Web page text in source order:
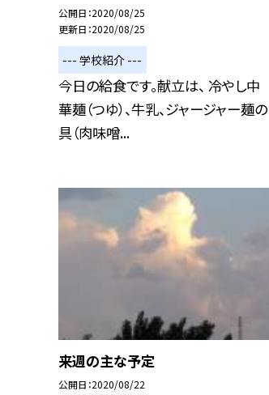
公開日 2020/08/25
更新日 2020/08/25
--- 学校紹介 ---
今日の給食です。献立は、 冷やし中
華麺（つゆ）、牛乳、ジャージャー麺の
具（肉味噌...
来週の主な予定
公開日 2020/08/22